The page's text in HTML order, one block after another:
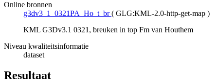
Online bronnen
g3dv3_1_0321PA_Ho_t_br ( GLG:KML-2.0-http-get-map )
KML G3Dv3.1 0321, breuken in top Fm van Houthem
Niveau kwaliteitsinformatie
dataset
Resultaat